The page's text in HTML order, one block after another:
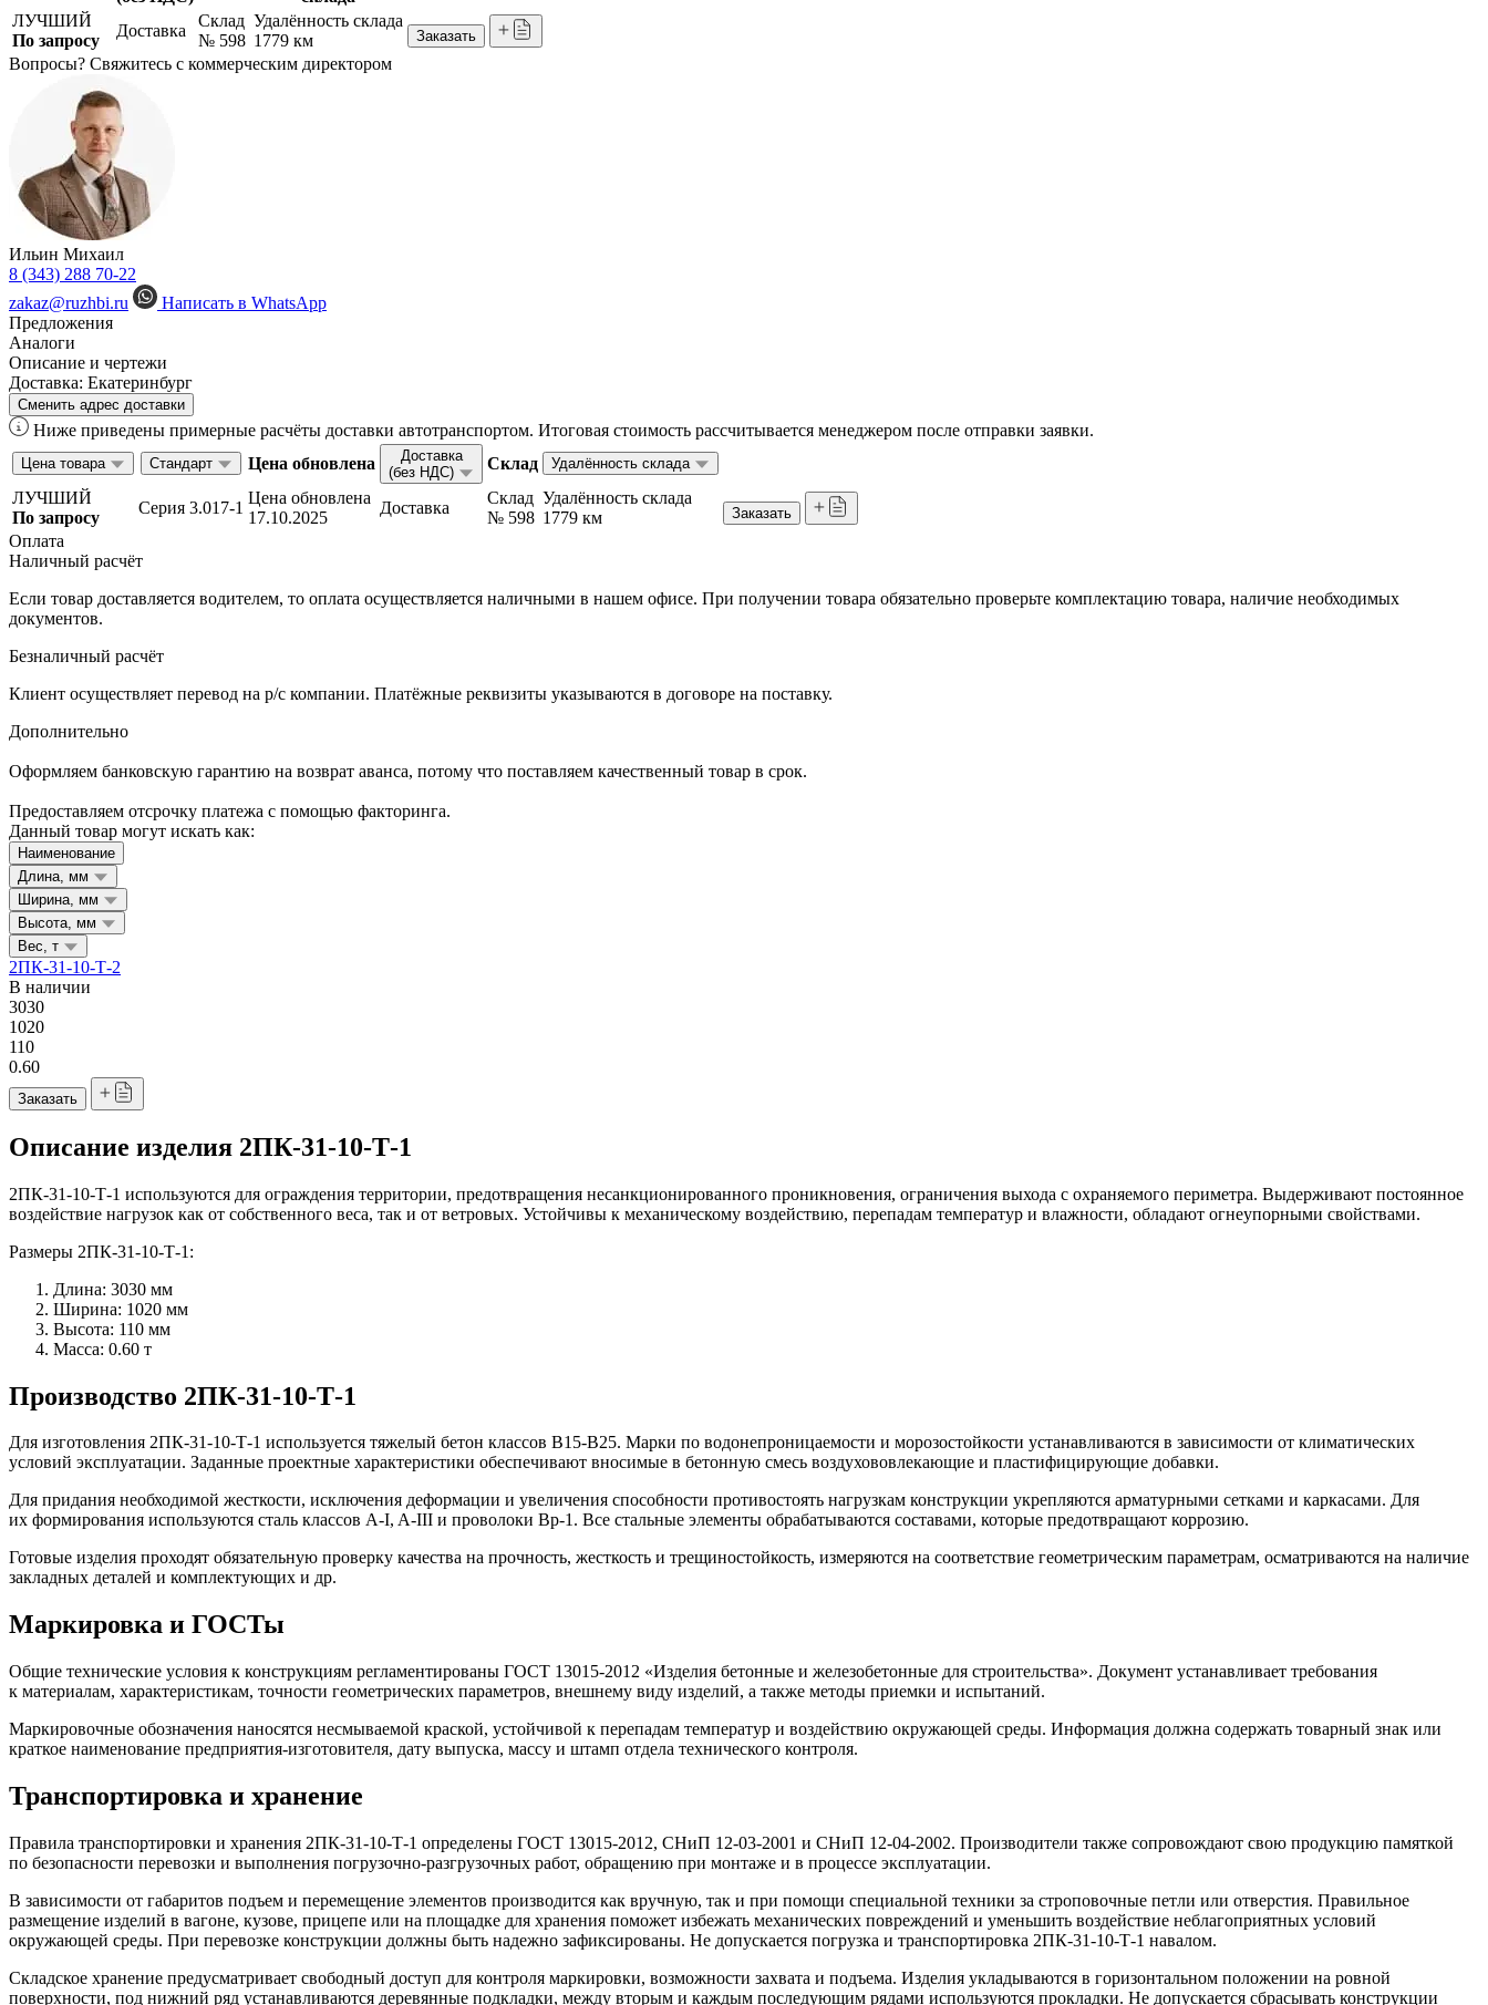
ЛУЧШИЙ
По запросу
Доставка
Склад
№ 598
Удалённость склада
1779 км
Заказать
Вопросы? Свяжитесь с коммерческим директором
Ильин Михаил
8 (343) 288 70-22
zakaz@ruzhbi.ru
Написать в WhatsApp
Предложения
Аналоги
Описание и чертежи
Доставка: Екатеринбург
Сменить адрес доставки
Ниже приведены примерные расчёты доставки автотранспортом. Итоговая стоимость рассчитывается менеджером после отправки заявки.
Цена товара Стандарт Цена обновлена
Доставка
(без НДС)
Склад Удалённость склада
ЛУЧШИЙ
По запросу
Серия 3.017-1
Цена обновлена
17.10.2025
Доставка
Склад
№ 598
Удалённость склада
1779 км
Заказать
Оплата
Наличный расчёт
Если товар доставляется водителем, то оплата осуществляется наличными в нашем офисе. При получении товара обязательно проверьте комплектацию товара, наличие необходимых
документов.
Безналичный расчёт
Клиент осуществляет перевод на р/с компании. Платёжные реквизиты указываются в договоре на поставку.
Дополнительно
Оформляем банковскую гарантию на возврат аванса, потому что поставляем качественный товар в срок.
Предоставляем отсрочку платежа с помощью факторинга.
Данный товар могут искать как:
Наименование
Длина, мм
Ширина, мм
Высота, мм
Вес, т
2ПК-31-10-Т-2
В наличии
3030
1020
110
0.60
Заказать
Описание изделия 2ПК-31-10-Т-1
2ПК-31-10-Т-1 используются для ограждения территории, предотвращения несанкционированного проникновения, ограничения выхода с охраняемого периметра. Выдерживают постоянное
воздействие нагрузок как от собственного веса, так и от ветровых. Устойчивы к механическому воздействию, перепадам температур и влажности, обладают огнеупорными свойствами.
Размеры 2ПК-31-10-Т-1:
Длина: 3030 мм
Ширина: 1020 мм
Высота: 110 мм
Масса: 0.60 т
Производство 2ПК-31-10-Т-1
Для изготовления 2ПК-31-10-Т-1 используется тяжелый бетон классов В15-В25. Марки по водонепроницаемости и морозостойкости устанавливаются в зависимости от климатических
условий эксплуатации. Заданные проектные характеристики обеспечивают вносимые в бетонную смесь воздухововлекающие и пластифицирующие добавки.
Для придания необходимой жесткости, исключения деформации и увеличения способности противостоять нагрузкам конструкции укрепляются арматурными сетками и каркасами. Для
их формирования используются сталь классов A-I, A-III и проволоки Вр-1. Все стальные элементы обрабатываются составами, которые предотвращают коррозию.
Готовые изделия проходят обязательную проверку качества на прочность, жесткость и трещиностойкость, измеряются на соответствие геометрическим параметрам, осматриваются на наличие
закладных деталей и комплектующих и др.
Маркировка и ГОСТы
Общие технические условия к конструкциям регламентированы ГОСТ 13015-2012 «Изделия бетонные и железобетонные для строительства». Документ устанавливает требования
к материалам, характеристикам, точности геометрических параметров, внешнему виду изделий, а также методы приемки и испытаний.
Маркировочные обозначения наносятся несмываемой краской, устойчивой к перепадам температур и воздействию окружающей среды. Информация должна содержать товарный знак или
краткое наименование предприятия-изготовителя, дату выпуска, массу и штамп отдела технического контроля.
Транспортировка и хранение
Правила транспортировки и хранения 2ПК-31-10-Т-1 определены ГОСТ 13015-2012, СНиП 12-03-2001 и СНиП 12-04-2002. Производители также сопровождают свою продукцию памяткой
по безопасности перевозки и выполнения погрузочно-разгрузочных работ, обращению при монтаже и в процессе эксплуатации.
В зависимости от габаритов подъем и перемещение элементов производится как вручную, так и при помощи специальной техники за строповочные петли или отверстия. Правильное
размещение изделий в вагоне, кузове, прицепе или на площадке для хранения поможет избежать механических повреждений и уменьшить воздействие неблагоприятных условий
окружающей среды. При перевозке конструкции должны быть надежно зафиксированы. Не допускается погрузка и транспортировка 2ПК-31-10-Т-1 навалом.
Складское хранение предусматривает свободный доступ для контроля маркировки, возможности захвата и подъема. Изделия укладываются в горизонтальном положении на ровной
поверхности, под нижний ряд устанавливаются деревянные подкладки, между вторым и каждым последующим рядами используются прокладки. Не допускается сбрасывать конструкции